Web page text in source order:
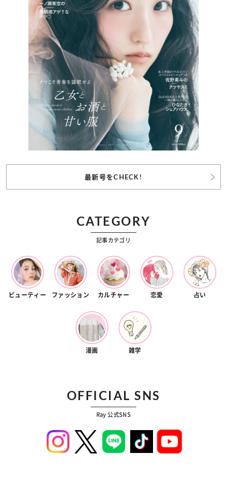
最新号をCHECK!
CATEGORY
記事カテゴリ
ビューティー ファッション カルチャー 恋愛 占い
漫画 雑学
OFFICIAL SNS
Ray 公式SNS